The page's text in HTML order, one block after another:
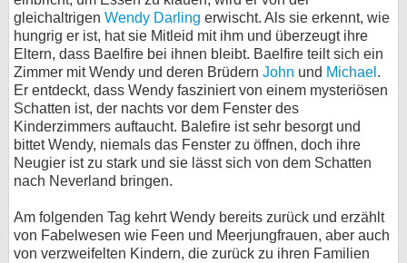
gleichaltrigen Wendy Darling erwischt. Als sie erkennt, wie
hungrig er ist, hat sie Mitleid mit ihm und überzeugt ihre
Eltern, dass Baelfire bei ihnen bleibt. Baelfire teilt sich ein
Zimmer mit Wendy und deren Brüdern John und Michael .
Er entdeckt, dass Wendy fasziniert von einem mysteriösen
Schatten ist, der nachts vor dem Fenster des
Kinderzimmers auftaucht. Balefire ist sehr besorgt und
bittet Wendy, niemals das Fenster zu öffnen, doch ihre
Neugier ist zu stark und sie lässt sich von dem Schatten
nach Neverland bringen.
Am folgenden Tag kehrt Wendy bereits zurück und erzählt
von Fabelwesen wie Feen und Meerjungfrauen, aber auch
von verzweifelten Kindern, die zurück zu ihren Familien